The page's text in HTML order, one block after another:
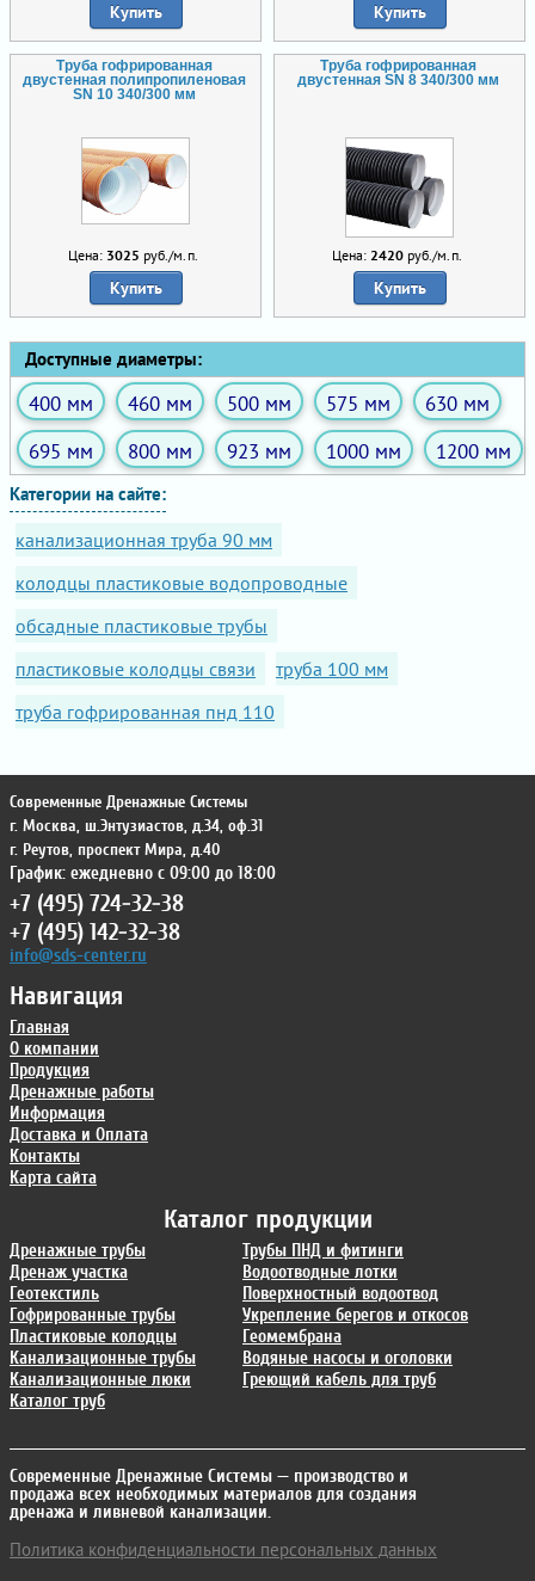
Купить Купить
Труба гофрированная
двустенная полипропиленовая
SN 10 340/300 мм
Цена: 3025 руб./м.п.
Купить
Труба гофрированная
двустенная SN 8 340/300 мм
Цена: 2420руб./м.п.
Купить
Доступные диаметры:
400 мм 460 мм 500 мм 575 мм
630 мм
695 мм
800 мм 923 мм 1000 мм 1200 мм
Категории на сайте:
канализационная труба 90 мм
колодцы пластиковые водопроводные
обсадные пластиковые трубы
пластиковые колодцы связи
труба 100 мм
труба гофрированная пнд 110
Каталог продукции
Дренажные трубы
Дренаж участка
Геотекстиль
Гофрированные трубы
Пластиковые колодцы
Канализационные трубы
Канализационные люки
Каталог труб
Трубы ПНД и фитинги
Водоотводные лотки
Поверхностный водоотвод
Укрепление берегов и откосов
Геомембрана
Водяные насосы и оголовки
Греющий кабель для труб
Навигация
Главная
О компании
Продукция
Дренажные работы
Информация
Доставка и Оплата
Контакты
Карта сайта
Современные Дренажные Системы
г. Москва, ш.Энтузиастов, д.34, оф.31
г. Реутов, проспект Мира, д.40
График: ежедневно с 09:00 до 18:00
+7 (495) 724-32-38
+7 (495) 142-32-38
info@sds-center.ru
Современные Дренажные Системы — производство и
продажа всех необходимых материалов для создания
дренажа и ливневой канализации.
Политика конфиденциальности персональных данных